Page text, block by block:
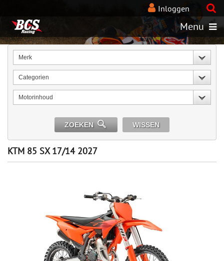
Inloggen
Menu
Merk
Categorien
Motorinhoud
ZOEKEN WISSEN
KTM 85 SX 17/14 2027